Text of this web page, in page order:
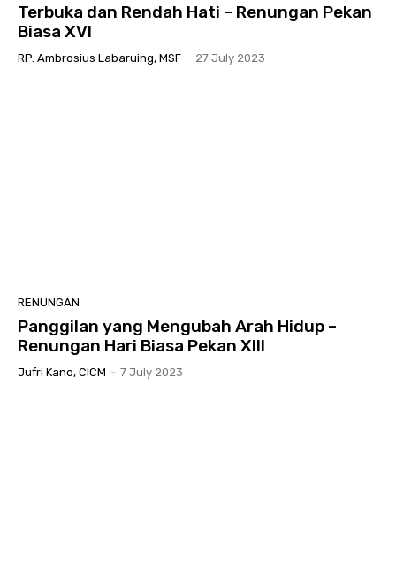
Terbuka dan Rendah Hati – Renungan Pekan
Biasa XVI
RP. Ambrosius Labaruing, MSF - 27 July 2023
RENUNGAN
Panggilan yang Mengubah Arah Hidup –
Renungan Hari Biasa Pekan XIII
Jufri Kano, CICM - 7 July 2023